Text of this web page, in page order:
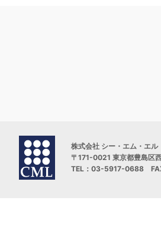
株式会社 シー・エム・エル
〒171-0021 東京都豊島区
TEL：03-5917-0688